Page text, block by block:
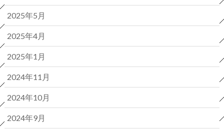
2025年5月
2025年4月
2025年1月
2024年11月
2024年10月
2024年9月